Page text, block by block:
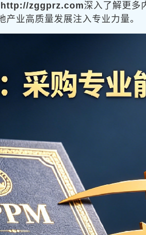
http://zggprz.com深入了解更多
业高质量发展注入专业力量。